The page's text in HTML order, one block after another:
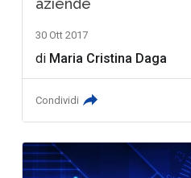
aziende
30 Ott 2017
di Maria Cristina Daga
Condividi